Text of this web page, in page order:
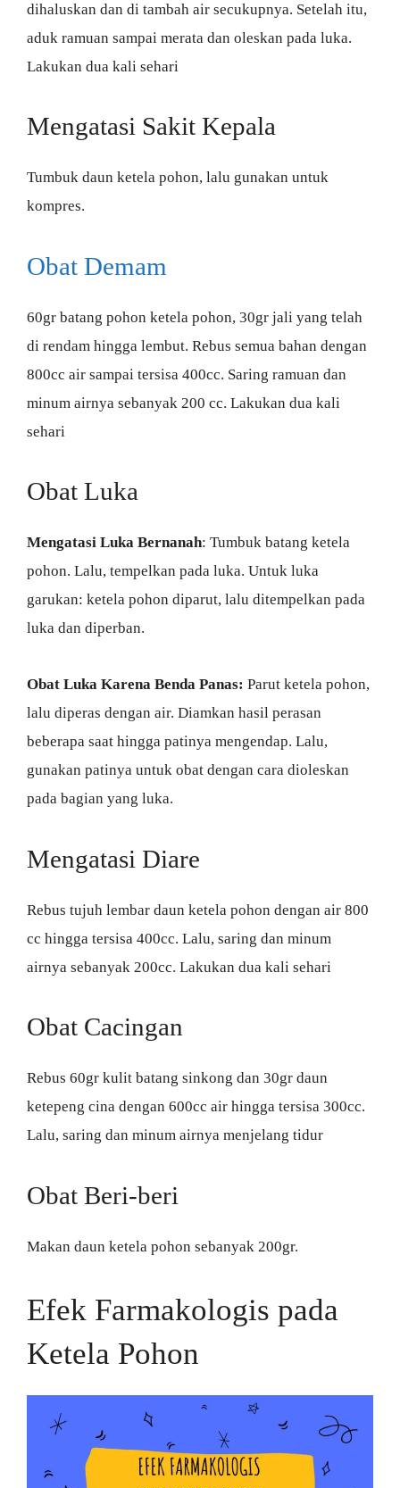
dihaluskan dan di tambah air secukupnya. Setelah itu,
aduk ramuan sampai merata dan oleskan pada luka.
Lakukan dua kali sehari
Mengatasi Sakit Kepala
Tumbuk daun ketela pohon, lalu gunakan untuk
kompres.
Obat Demam
60gr batang pohon ketela pohon, 30gr jali yang telah
di rendam hingga lembut. Rebus semua bahan dengan
800cc air sampai tersisa 400cc. Saring ramuan dan
minum airnya sebanyak 200 cc. Lakukan dua kali
sehari
Obat Luka
Mengatasi Luka Bernanah: Tumbuk batang ketela
pohon. Lalu, tempelkan pada luka. Untuk luka
garukan: ketela pohon diparut, lalu ditempelkan pada
luka dan diperban.
Obat Luka Karena Benda Panas: Parut ketela pohon,
lalu diperas dengan air. Diamkan hasil perasan
beberapa saat hingga patinya mengendap. Lalu,
gunakan patinya untuk obat dengan cara dioleskan
pada bagian yang luka.
Mengatasi Diare
Rebus tujuh lembar daun ketela pohon dengan air 800
cc hingga tersisa 400cc. Lalu, saring dan minum
airnya sebanyak 200cc. Lakukan dua kali sehari
Obat Cacingan
Rebus 60gr kulit batang sinkong dan 30gr daun
ketepeng cina dengan 600cc air hingga tersisa 300cc.
Lalu, saring dan minum airnya menjelang tidur
Obat Beri-beri
Makan daun ketela pohon sebanyak 200gr.
Efek Farmakologis pada
Ketela Pohon